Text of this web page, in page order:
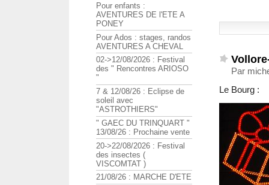
Par
Le Bourg :
Pour enfants :
AVENTURES DE l'ETE A
PONEY
Pour Ados : stages, randos
AVENTURES A CHEVAL
02->12/08/2026 : Festival
des " Rencontres ARIOSO
"
7 & 12/08/26 : Eclipse de
soleil avec
"ASTROTHIERS"
" GAEC DU TRINQUART "
13/08/26 : Prochaine vente
20->22/08/2026 : Festival
des insectes (
VISCOMTAT )
21/08/26 : MARCHE D'ETE